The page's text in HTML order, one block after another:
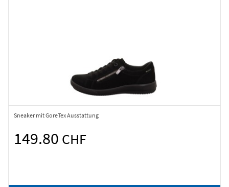
Sneaker mit GoreTex Ausstattung
149.80 CHF